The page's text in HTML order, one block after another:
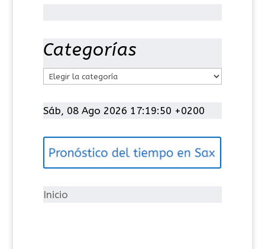
Categorías
t
g
í
Sáb, 08 Ago 2026 17:19:51 +0200
Inicio